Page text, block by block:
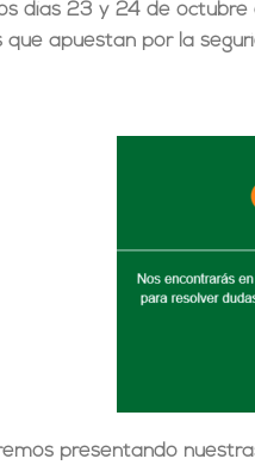
días 23 y 24 de octubre
que apuestan por la
presentando